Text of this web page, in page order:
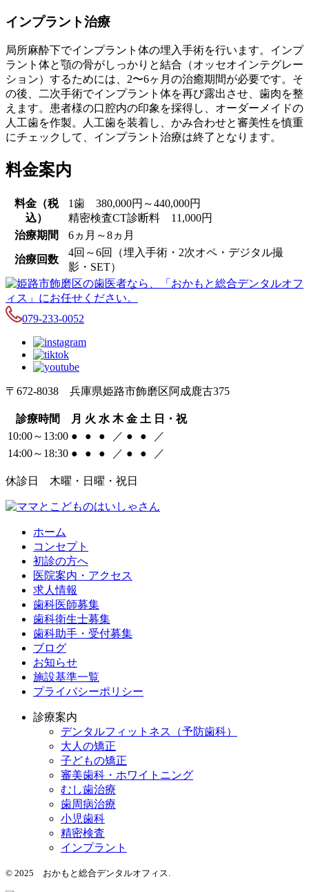
インプラント治療
局所麻酔下でインプラント体の埋入手術を行います。インプ
ラント体と顎の骨がしっかりと結合（オッセオインテグレー
ション）するためには、2〜6ヶ月の治癒期間が必要です。そ
の後、二次手術でインプラント体を再び露出させ、歯肉を整
えます。患者様の口腔内の印象を採得し、オーダーメイドの
人工歯を作製。人工歯を装着し、かみ合わせと審美性を慎重
にチェックして、インプラント治療は終了となります。
料金案内
料金（税
込）
1歯 380,000円～440,000円
精密検査CT診断料 11,000円
治療期間
6ヵ月～8ヵ月
治療回数
4回～6回（埋入手術・2次オペ・デジタル撮
影・SET）
079-233-0052
〒672-8038 兵庫県姫路市飾磨区阿成鹿古375
診療時間 月 火 水 木 金 土 日・祝
10:00～13:00 ● ● ● ／ ● ●
／
14:00～18:30 ● ● ● ／ ● ● ／
休診日 木曜・日曜・祝日
ホーム
コンセプト
初診の方へ
医院案内・アクセス
求人情報
歯科医師募集
歯科衛生士募集
歯科助手・受付募集
ブログ
お知らせ
施設基準一覧
プライバシーポリシー
診療案内
デンタルフィットネス
（予防歯科）
大人の矯正
子どもの矯正
審美歯科・ホワイトニング
むし歯治療
歯周病治療
小児歯科
精密検査
インプラント
© 2025 おかもと総合デンタルオフィス.